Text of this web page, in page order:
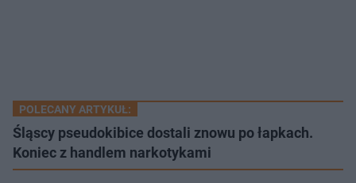
POLECANY ARTYKUŁ:
Śląscy pseudokibice dostali znowu po łapkach.
Koniec z handlem narkotykami